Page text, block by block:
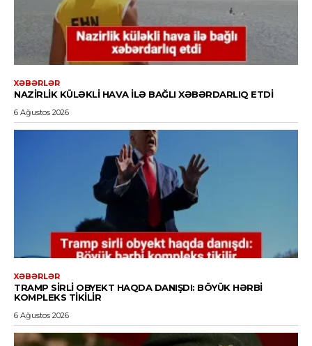
XƏBƏRLƏR
NAZIRLIK KÜLƏKLI HAVA ILƏ BAĞLI XƏBƏRDARLIQ ETDI
6 Ağustos 2026
XƏBƏRLƏR
TRAMP SIRLI OBYEKT HAQDA DANIŞDI: BÖYÜK HƏRBI
KOMPLEKS TIKILIR
6 Ağustos 2026